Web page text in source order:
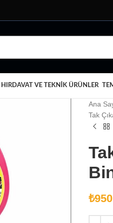
HIRDAVAT VE TEKNIK ÜRÜNLER
Ana
Tak
₺